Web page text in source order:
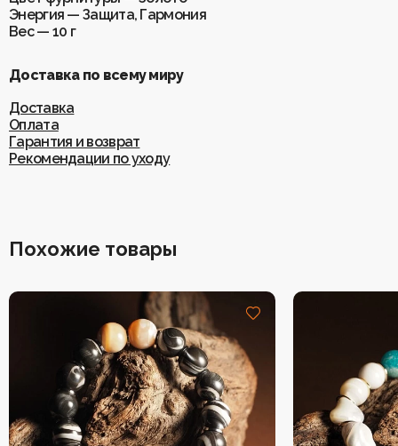
Энергия — Защита, Гармония
Вес — 10 г
Доставка по всему миру
Доставка
Оплата
Гарантия и возврат
Рекомендации по уходу
Похожие товары